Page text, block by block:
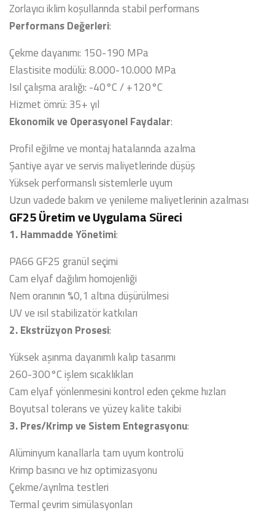
Zorlayıcı iklim koşullarında stabil performans
Performans Değerleri:
Çekme dayanımı: 150-190 MPa
Elastisite modülü: 8.000-10.000 MPa
Isıl çalışma aralığı: -40°C / +120°C
Hizmet ömrü: 35+ yıl
Ekonomik ve Operasyonel Faydalar:
Profil eğilme ve montaj hatalarında azalma
Şantiye ayar ve servis maliyetlerinde düşüş
Yüksek performanslı sistemlerle uyum
Uzun vadede bakım ve yenileme maliyetlerinin azalması
GF25 Üretim ve Uygulama Süreci
1. Hammadde Yönetimi:
PA66 GF25 granül seçimi
Cam elyaf dağılım homojenliği
Nem oranının %0,1 altına düşürülmesi
UV ve ısıl stabilizatör katkıları
2. Ekstrüzyon Prosesi:
Yüksek aşınma dayanımlı kalıp tasarımı
260-300°C işlem sıcaklıkları
Cam elyaf yönlenmesini kontrol eden çekme hızları
Boyutsal tolerans ve yüzey kalite takibi
3. Pres/Krimp ve Sistem Entegrasyonu:
Alüminyum kanallarla tam uyum kontrolü
Krimp basıncı ve hız optimizasyonu
Çekme/ayrılma testleri
Termal çevrim simülasyonları